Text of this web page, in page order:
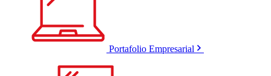
Portafolio Empresarial